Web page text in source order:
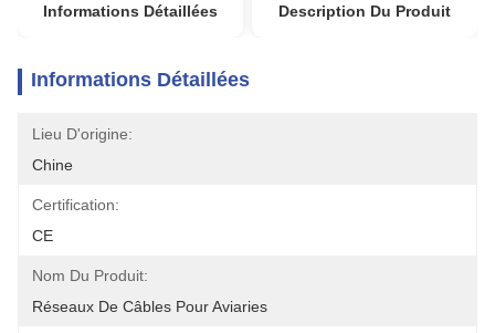
Informations Détaillées Description Du Produit
Informations Détaillées
Lieu D'origine:
Chine
Certification:
CE
Nom Du Produit:
Réseaux De Câbles Pour Aviaries